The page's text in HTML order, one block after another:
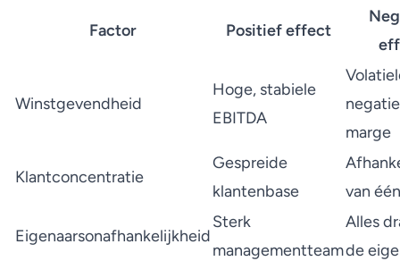
Factor Positief effect
Winstgevendheid
Hoge, stabiele
EBITDA
marge
Klantconcentratie
Gespreide
klantenbase
van
Eigenaarsonafhankelijkheid
Sterk
managementteam
Alles
de